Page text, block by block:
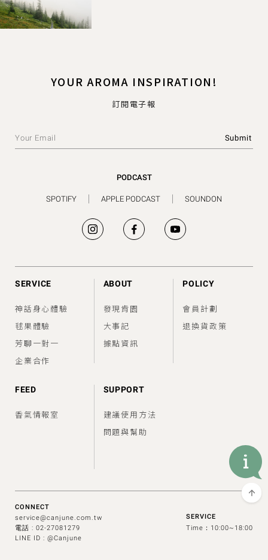
YOUR AROMA INSPIRATION!
訂閱電子報
PODCAST
SPOTIFY SOUNDON
APPLE PODCAST
SERVICE
神話身心體驗
毬果體驗
芳聊一對一
企業合作
ABOUT
發現肯園
大事記
據點資訊
POLICY
會員計劃
退換貨政策
FEED
香氣情報室
SUPPORT
建議使用方法
問題與幫助
CONNECT
service@canjune.com.tw
電話 : 02-27081279
LINE ID : @Canjune
SERVICE
Time：10:00~18:00